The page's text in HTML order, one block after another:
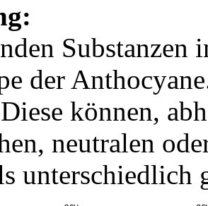
Substanzen
der
können,
neutralen
unterschiedlich